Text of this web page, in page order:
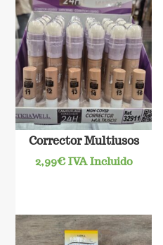
Corrector Multiusos
2,99€ IVA Incluido